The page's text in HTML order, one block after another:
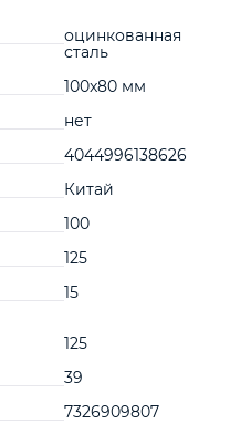
оцинкованная
сталь
100x80 мм
нет
4044996138626
Китай
100
125
15
125
39
7326909807